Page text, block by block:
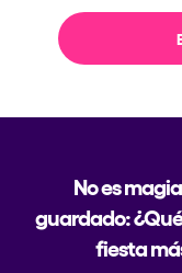
No es
guardado:
fiesta